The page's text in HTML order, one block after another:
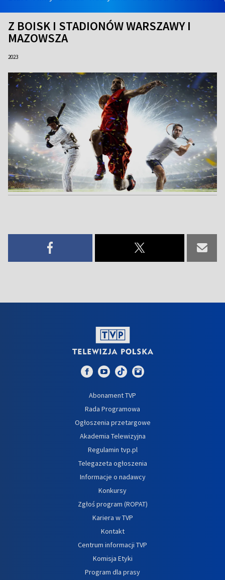
Z BOISK I STADIONÓW WARSZAWY I
MAZOWSZA
2023
Abonament TVP
Rada Programowa
Ogłoszenia przetargowe
Akademia Telewizyjna
Regulamin tvp.pl
Telegazeta ogłoszenia
Informacje o nadawcy
Konkursy
Zgłoś program (ROPAT)
Kariera w TVP
Kontakt
Centrum informacji TVP
Komisja Etyki
Program dla prasy